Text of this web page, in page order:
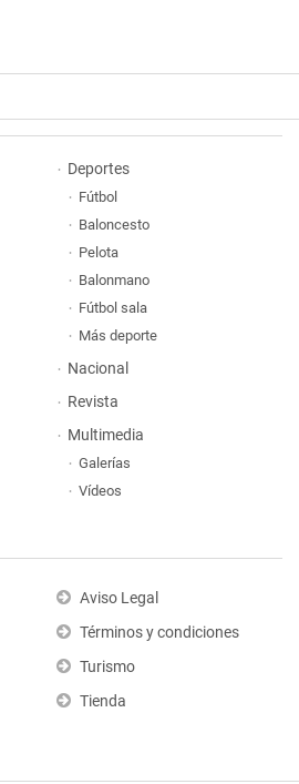
Deportes
Fútbol
Baloncesto
Pelota
Balonmano
Fútbol sala
Más deporte
Nacional
Revista
Multimedia
Galerías
Vídeos
Aviso Legal
Términos y condiciones
Turismo
Tienda